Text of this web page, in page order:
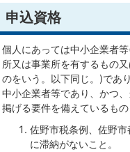
申込資格
個人にあっては中小企業者
所又は事業所を有するもの
のをいう。以下同じ。)であ
中小企業者等であり、かつ
掲げる要件を備えているもの
佐野市税条例、佐野
に滞納がないこと。